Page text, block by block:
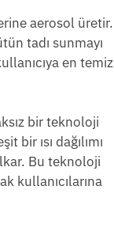
aerosol üretir.
tadı sunmayı
en temiz
bir teknoloji
ısı dağılımı
Bu teknoloji
kullanıcılarına